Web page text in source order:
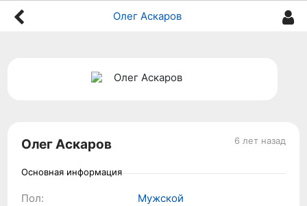
Олег Аскаров
6 лет назад
Олег Аскаров
Основная информация
Пол:
Мужской